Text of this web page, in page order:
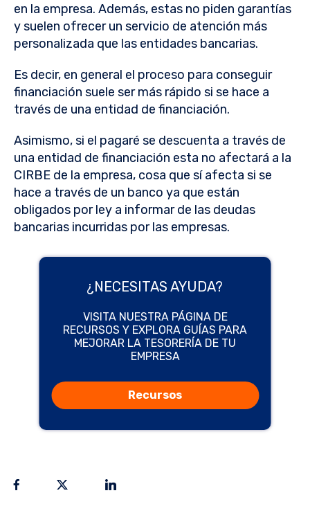
en la empresa. Además, estas no piden garantías
y suelen ofrecer un servicio de atención más
personalizada que las entidades bancarias.
Es decir, en general el proceso para conseguir
financiación suele ser más rápido si se hace a
través de una entidad de financiación.
Asimismo, si el pagaré se descuenta a través de
una entidad de financiación esta no afectará a la
CIRBE de la empresa, cosa que sí afecta si se
hace a través de un banco ya que están
obligados por ley a informar de las deudas
bancarias incurridas por las empresas.
¿NECESITAS AYUDA?
VISITA NUESTRA PÁGINA DE
RECURSOS Y EXPLORA GUÍAS PARA
MEJORAR LA TESORERÍA DE TU
EMPRESA
Recursos